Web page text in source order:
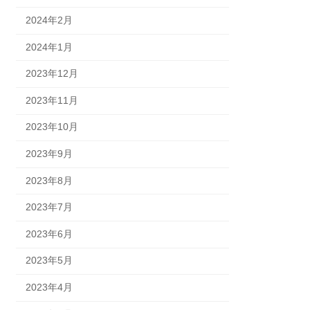
2024年2月
2024年1月
2023年12月
2023年11月
2023年10月
2023年9月
2023年8月
2023年7月
2023年6月
2023年5月
2023年4月